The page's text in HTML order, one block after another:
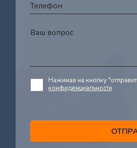
Нажимая на кнопку
конфиденциальности